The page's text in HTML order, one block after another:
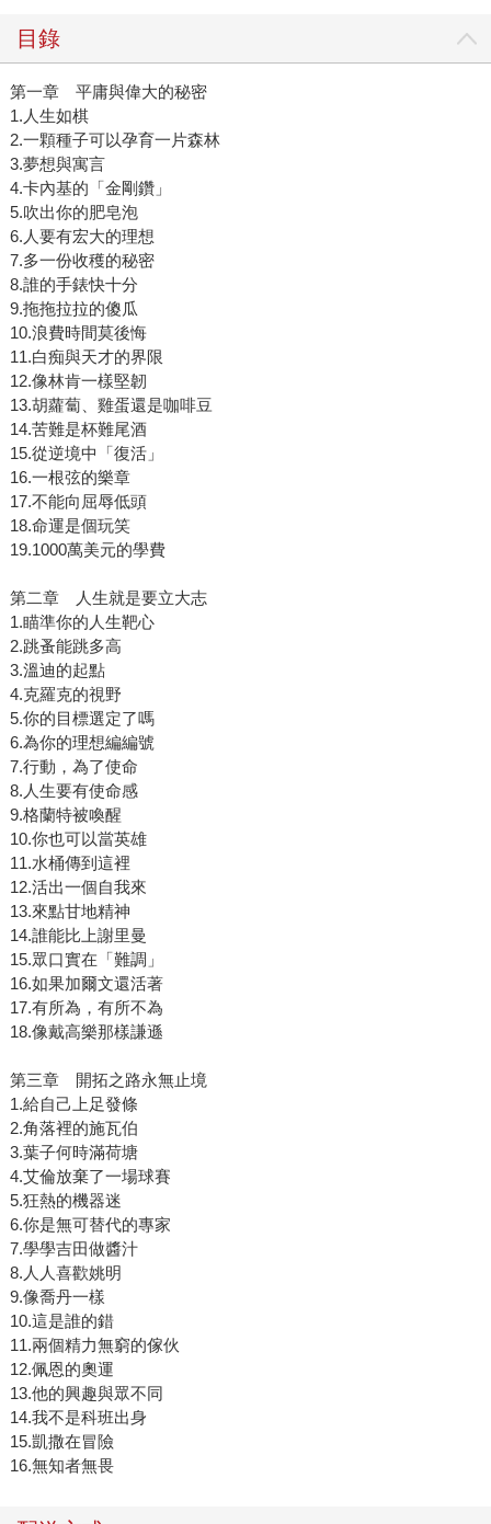
目錄
第一章 平庸與偉大的秘密
1.人生如棋
2.一顆種子可以孕育一片森林
3.夢想與寓言
4.卡內基的「金剛鑽」
5.吹出你的肥皂泡
6.人要有宏大的理想
7.多一份收穫的秘密
8.誰的手錶快十分
9.拖拖拉拉的傻瓜
10.浪費時間莫後悔
11.白痴與天才的界限
12.像林肯一樣堅韌
13.胡蘿蔔、雞蛋還是咖啡豆
14.苦難是杯難尾酒
15.從逆境中「復活」
16.一根弦的樂章
17.不能向屈辱低頭
18.命運是個玩笑
19.1000萬美元的學費
第二章 人生就是要立大志
1.瞄準你的人生靶心
2.跳蚤能跳多高
3.溫迪的起點
4.克羅克的視野
5.你的目標選定了嗎
6.為你的理想編編號
7.行動，為了使命
8.人生要有使命感
9.格蘭特被喚醒
10.你也可以當英雄
11.水桶傳到這裡
12.活出一個自我來
13.來點甘地精神
14.誰能比上謝里曼
15.眾口實在「難調」
16.如果加爾文還活著
17.有所為，有所不為
18.像戴高樂那樣謙遜
第三章 開拓之路永無止境
1.給自己上足發條
2.角落裡的施瓦伯
3.葉子何時滿荷塘
4.艾倫放棄了一場球賽
5.狂熱的機器迷
6.你是無可替代的專家
7.學學吉田做醬汁
8.人人喜歡姚明
9.像喬丹一樣
10.這是誰的錯
11.兩個精力無窮的傢伙
12.佩恩的奧運
13.他的興趣與眾不同
14.我不是科班出身
15.凱撒在冒險
16.無知者無畏